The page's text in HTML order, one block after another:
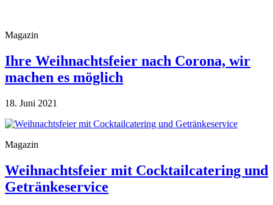
Magazin
Ihre Weihnachtsfeier nach Corona, wir
machen es möglich
18. Juni 2021
Magazin
Weihnachtsfeier mit Cocktailcatering und
Getränkeservice